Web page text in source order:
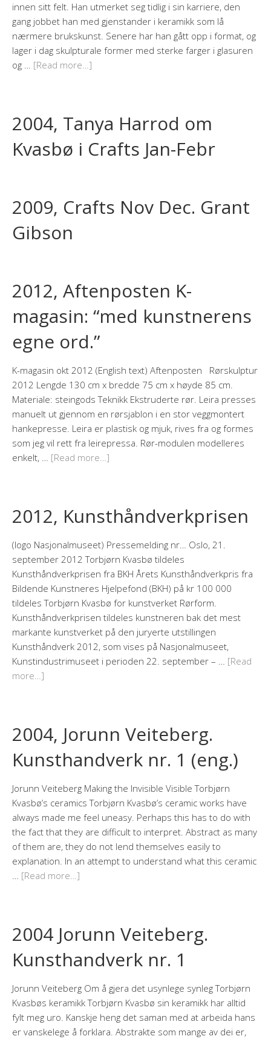
innen sitt felt. Han utmerket seg tidlig i sin karriere, den
gang jobbet han med gjenstander i keramikk som lå
nærmere brukskunst. Senere har han gått opp i format, og
lager i dag skulpturale former med sterke farger i glasuren
og … [Read more…]
2004, Tanya Harrod om
Kvasbø i Crafts Jan-Febr
2009, Crafts Nov Dec. Grant
Gibson
2012, Aftenposten K-
magasin: “med kunstnerens
egne ord.”
K-magasin okt 2012 (English text) Aftenposten Rørskulptur
2012 Lengde 130 cm x bredde 75 cm x høyde 85 cm.
Materiale: steingods Teknikk Ekstruderte rør. Leira presses
manuelt ut gjennom en rørsjablon i en stor veggmontert
hankepresse. Leira er plastisk og mjuk, rives fra og formes
som jeg vil rett fra leirepressa. Rør-modulen modelleres
enkelt, … [Read more…]
2012, Kunsthåndverkprisen
(logo Nasjonalmuseet) Pressemelding nr… Oslo, 21.
september 2012 Torbjørn Kvasbø tildeles
Kunsthåndverkprisen fra BKH Årets Kunsthåndverkpris fra
Bildende Kunstneres Hjelpefond (BKH) på kr 100 000
tildeles Torbjørn Kvasbø for kunstverket Rørform.
Kunsthåndverkprisen tildeles kunstneren bak det mest
markante kunstverket på den juryerte utstillingen
Kunsthåndverk 2012, som vises på Nasjonalmuseet,
Kunstindustrimuseet i perioden 22. september – … [Read
more…]
2004, Jorunn Veiteberg.
Kunsthandverk nr. 1 (eng.)
Jorunn Veiteberg Making the Invisible Visible Torbjørn
Kvasbø’s ceramics Torbjørn Kvasbø’s ceramic works have
always made me feel uneasy. Perhaps this has to do with
the fact that they are difficult to interpret. Abstract as many
of them are, they do not lend themselves easily to
explanation. In an attempt to understand what this ceramic
[Read more…]
2004 Jorunn Veiteberg.
Kunsthandverk nr. 1
Jorunn Veiteberg Om å gjera det usynlege synleg Torbjørn
Kvasbøs keramikk Torbjørn Kvasbø sin keramikk har alltid
fylt meg uro. Kanskje heng det saman med at arbeida hans
er vanskelege å forklara. Abstrakte som mange av dei er,